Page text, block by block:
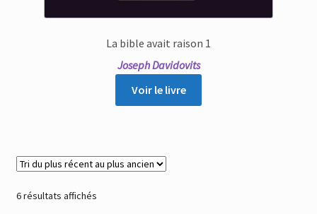
La bible avait raison 1
Joseph Davidovits
Voir le livre
6 résultats affichésTrié